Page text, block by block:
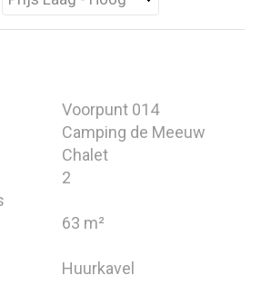
Voorpunt 014
Camping de Meeuw
Chalet
2
63 m²
Huurkavel